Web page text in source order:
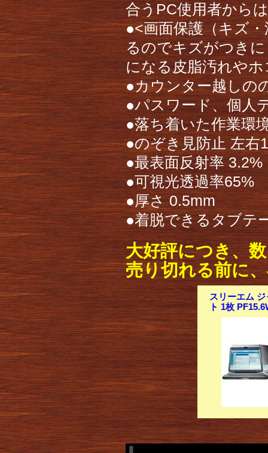
合うPC使用者から
●<画面保護（キズ
るのでキズがつき
になる皮脂汚れや
●カウンター越しの
●パスワード、個人
●落ち着いた作業環
●のぞき見防止 左右
●最表面反射率 3.2%
●可視光透過率65%
●厚さ 0.5mm
●着脱できるタブテ
大好評につき、
売り切れる前に
スリーエム
ト 1枚